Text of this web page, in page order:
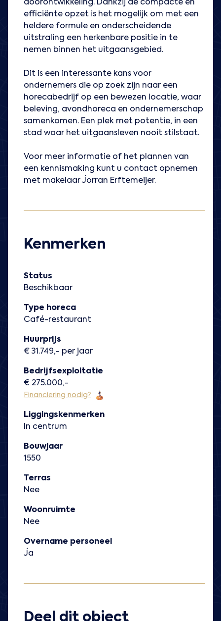
doorontwikkeling. Dankzij de compacte en
efficiënte opzet is het mogelijk om met een
heldere formule en onderscheidende
uitstraling een herkenbare positie in te
nemen binnen het uitgaansgebied.
Dit is een interessante kans voor
ondernemers die op zoek zijn naar een
horecabedrijf op een bewezen locatie, waar
beleving, avondhoreca en ondernemerschap
samenkomen. Een plek met potentie, in een
stad waar het uitgaansleven nooit stilstaat.
Voor meer informatie of het plannen van
een kennismaking kunt u contact opnemen
met makelaar Jorran Erftemeijer.
Kenmerken
Status
Beschikbaar
Type horeca
Café-restaurant
Huurprijs
€ 31.749,- per jaar
Bedrijfsexploitatie
€ 275.000,-
Financiering nodig?
Liggingskenmerken
In centrum
Bouwjaar
1550
Terras
Nee
Woonruimte
Nee
Overname personeel
Ja
Deel dit object